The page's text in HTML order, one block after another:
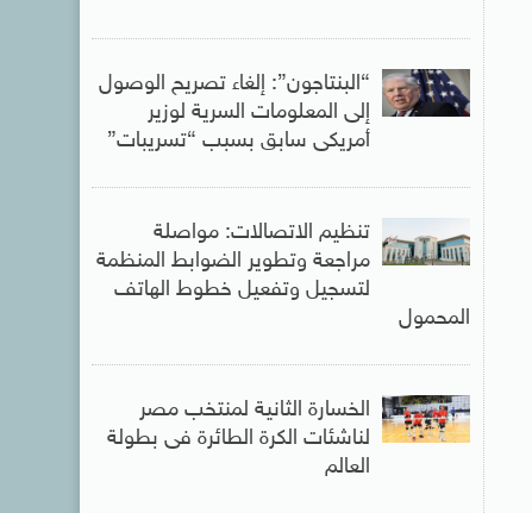
“البنتاجون”: إلغاء تصريح الوصول
إلى المعلومات السرية لوزير
أمريكى سابق بسبب “تسريبات”
تنظيم الاتصالات: مواصلة
مراجعة وتطوير الضوابط المنظمة
لتسجيل وتفعيل خطوط الهاتف
المحمول
الخسارة الثانية لمنتخب مصر
لناشئات الكرة الطائرة فى بطولة
العالم